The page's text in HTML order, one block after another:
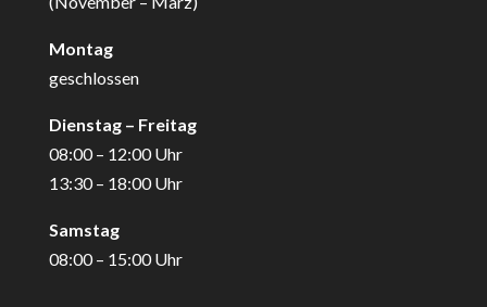
Montag
geschlossen
Dienstag – Freitag
08:00 – 12:00 Uhr
13:30 – 18:00 Uhr
Samstag
08:00 – 15:00 Uhr